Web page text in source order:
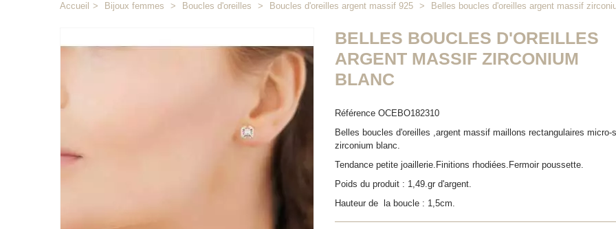
Accueil > Bijoux femmes > Boucles d'oreilles > Boucles d'oreilles argent massif 925 > Belles boucles d'oreilles argent massif
BELLES BOUCLES D'OREILLES
ARGENT MASSIF ZIRCONIUM
BLANC
Référence OCEBO182310
Belles boucles d'oreilles ,argent massif maillons rectangulaires micro-
zirconium blanc.
Tendance petite joaillerie.Finitions rhodiées.Fermoir poussette.
Poids du produit : 1,49.gr d'argent.
Hauteur de la boucle : 1,5cm.